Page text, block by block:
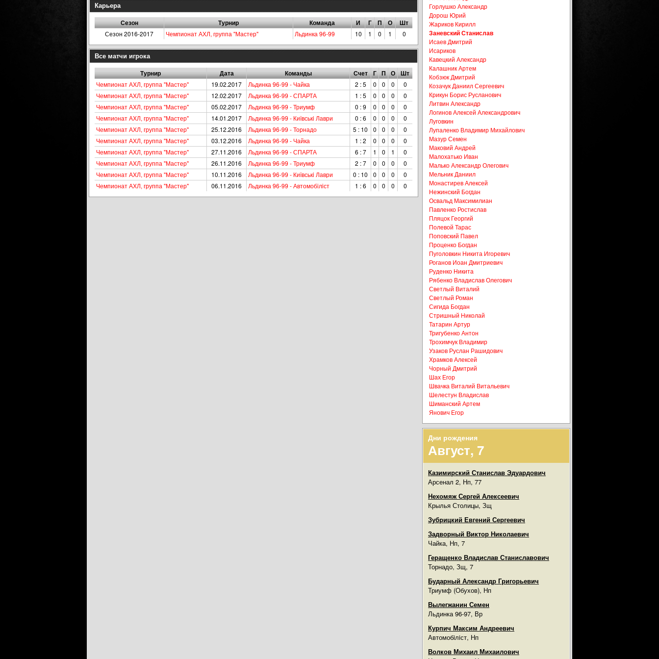
Горлушко Александр
Дорош Юрий
Жариков Кирилл
Заневский Станислав
Исаев Дмитрий
Исариков
Кавецкий Александр
Калашник Артем
Кобзюк Дмитрий
Козачук Даниил Сергеевич
Крикун Борис Русланович
Литвин Александр
Логинов Алексей Александрович
Луговкин
Лупаленко Владимир Михайлович
Мазур Семен
Маковий Андрей
Малохатько Иван
Малько Александр Олегович
Мельник Даниил
Монастирев Алексей
Нежинский Богдан
Освальд Максимилиан
Павленко Ростислав
Пляцок Георгий
Полевой Тарас
Поповский Павел
Проценко Богдан
Пуголовкин Никита Игоревич
Роганов Иоан Дмитриевич
Руденко Никита
Рябенко Владислав Олегович
Светлый Виталий
Светлый Роман
Сигида Богдан
Стришный Николай
Татарин Артур
Тригубенко Антон
Трохимчук Владимир
Узаков Руслан Рашидович
Храмков Алексей
Чорный Дмитрий
Шах Егор
Швачка Виталий Витальевич
Шелестун Владислав
Шиманский Артем
Янович Егор
Дни рождения
Август, 7
Казимирский Станислав Эдуардович
Арсенал 2, Нп, 77
Нехомяж Сергей Алексеевич
Крылья Столицы, Зщ
Зубрицкий Евгений Сергеевич
Задворный Виктор Николаевич
Чайка, Нп, 7
Геращенко Владислав Станиславович
Торнадо, Зщ, 7
Бударный Александр Григорьевич
Триумф (Обухов), Нп
Вылегжанин Семен
Льдинка 96-97, Вр
Курпич Максим Андреевич
Автомобiлiст, Нп
Волков Михаил Михаилович
Карьера
Сезон Турнир Команда И Г П О Шт
Сезон 2016-2017 Чемпионат АХЛ, группа "Мастер" Льдинка 96-99 10 1 0 1 0
Все матчи игрока
Турнир Дата Команды Счет Г П О Шт
Чемпионат АХЛ, группа "Мастер" 19.02.2017 Льдинка 96-99 - Чайка 2 : 5 0 0 0
0
Чемпионат АХЛ, группа "Мастер"
12.02.2017 Льдинка 96-99 - СПАРТА 1 : 5 0 0 0
0
Чемпионат АХЛ, группа "Мастер"
05.02.2017 Льдинка 96-99 - Триумф 0 : 9 0 0 0
0
Чемпионат АХЛ, группа "Мастер"
14.01.2017 Льдинка 96-99 - Київськi Лаври 0 : 6 0 0 0
0
Чемпионат АХЛ, группа "Мастер"
25.12.2016 Льдинка 96-99 - Торнадо 5 : 10 0 0 0
0
Чемпионат АХЛ, группа "Мастер"
03.12.2016 Льдинка 96-99 - Чайка 1 : 2 0 0 0
0
Чемпионат АХЛ, группа "Мастер"
27.11.2016 Льдинка 96-99 - СПАРТА 6 : 7 1 0 1
0
Чемпионат АХЛ, группа "Мастер"
26.11.2016 Льдинка 96-99 - Триумф 2 : 7 0 0 0
0
Чемпионат АХЛ, группа "Мастер"
10.11.2016 Льдинка 96-99 - Київськi Лаври 0 : 10 0 0 0
0
Чемпионат АХЛ, группа "Мастер"
06.11.2016 Льдинка 96-99 - Автомобiлiст 1 : 6 0 0 0 0